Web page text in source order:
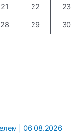
21 22 23
28 29 30
| 06.08.2026